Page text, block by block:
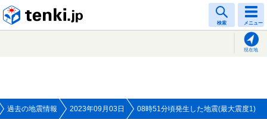
検索 メニュー
現在地
過去の地震情報 2023年09月03日 08時51分頃発生した地震(最大震度1)